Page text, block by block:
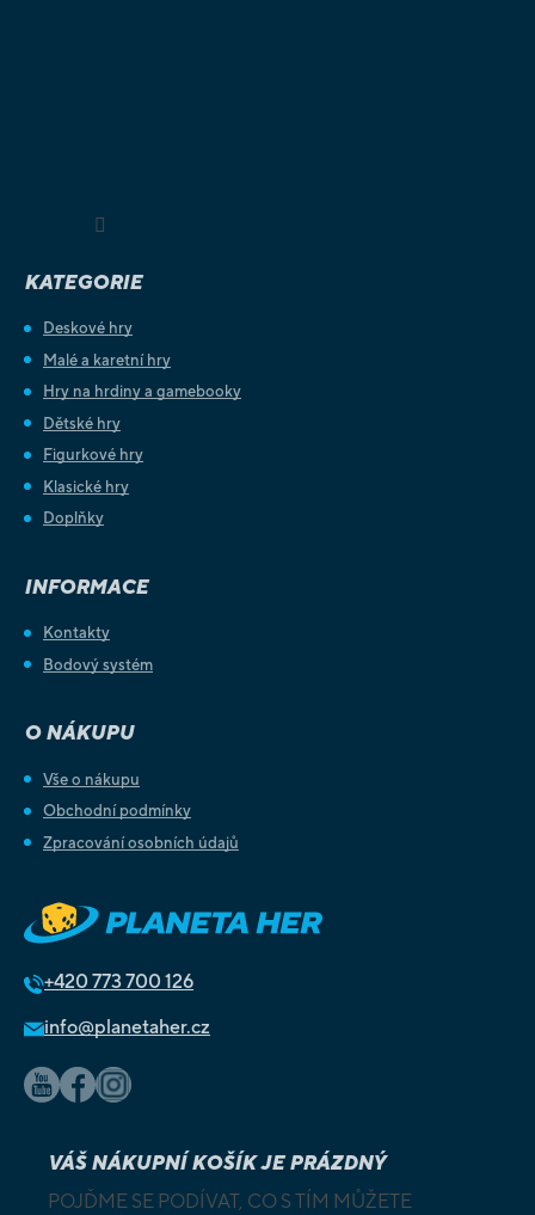
KATEGORIE
Deskové hry
Malé a karetní hry
Hry na hrdiny a gamebooky
Dětské hry
Figurkové hry
Klasické hry
Doplňky
INFORMACE
Kontakty
Bodový systém
O NÁKUPU
Vše o nákupu
Obchodní podmínky
Zpracování osobních údajů
+420 773 700 126
info@planetaher.cz
VÁŠ NÁKUPNÍ KOŠÍK JE PRÁZDNÝ
POJĎME SE PODÍVAT, CO S TÍM MŮŽETE